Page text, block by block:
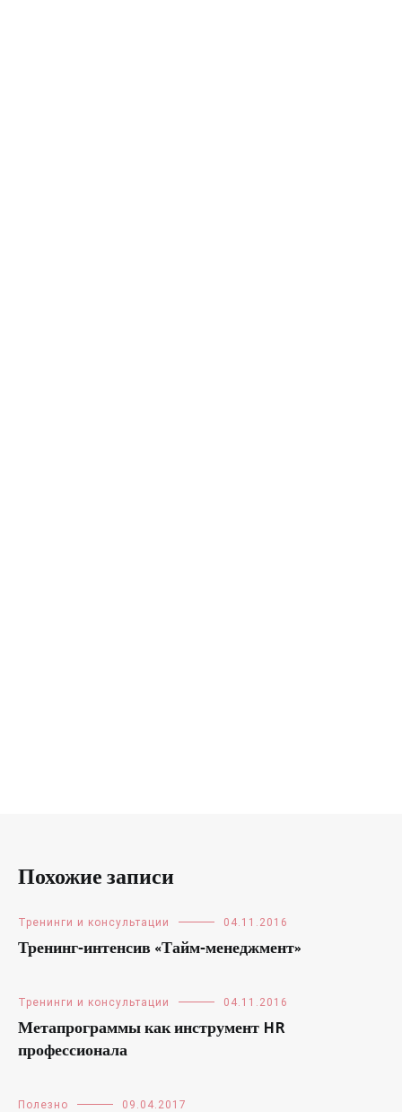
Похожие записи
Тренинги и консультации 04.11.2016
Тренинг-интенсив «Тайм-менеджмент»
Тренинги и консультации 04.11.2016
Метапрограммы как инструмент HR
профессионала
Полезно 09.04.2017